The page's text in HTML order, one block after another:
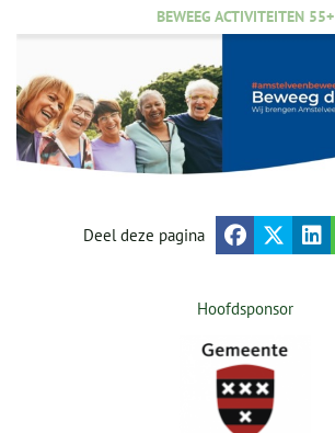
BEWEEG ACTIVITEITEN 55+
Deel deze pagina
Hoofdsponsor